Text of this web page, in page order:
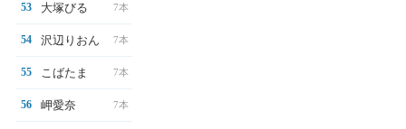
53 大塚びる 7本
54 沢辺りおん 7本
55 こばたま 7本
56 岬愛奈 7本